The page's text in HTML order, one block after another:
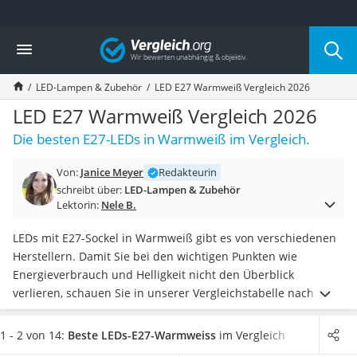
Die beliebtesten Vergleiche nach Kategorie
Wohnen
Matratzen-Topper
Matratzen
Konferenzlautsprecher
Tageslichtlampe
Badlüfter
Bürohocker
Außenleuchte mit Kamera
Akku-Tischlampe
Konferenzmikrofon
Klappmatratze
Duschkopf mit Kalkfilter
Aktenvernichter Sicherheitsstufe 4
Bettgitter
Vergleich
LED-Lampen & Zubehör LED E27 Warmweiß Vergleich 2026
LED E27 Warmweiß Vergleich 2026
Die besten E27-LEDs in Warmweiß im Vergleich.
Von: Janice Meyer
Redakteurin
schreibt über: LED-Lampen & Zubehör
Lektorin: Nele B.
LEDs mit E27-Sockel in Warmweiß gibt es von verschiedenen
Herstellern. Damit Sie bei den wichtigen Punkten wie
Energieverbrauch und Helligkeit nicht den Überblick
verlieren, schauen Sie in unserer Vergleichstabelle nach.
Ähnlich wie eineTaschenlampewerden auch E27-LEDs in
Warmweiß in verschiedenen Farbtemperaturen angeboten.
1 - 2 von 14: Beste LEDs-E27-Warmweiss im Vergleich